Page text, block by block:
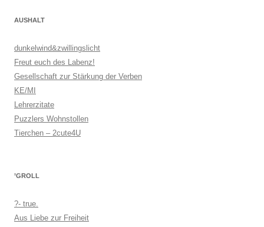
AUSHALT
dunkelwind&zwillingslicht
Freut euch des Labenz!
Gesellschaft zur Stärkung der Verben
KE/MI
Lehrerzitate
Puzzlers Wohnstollen
Tierchen – 2cute4U
’GROLL
?- true.
Aus Liebe zur Freiheit